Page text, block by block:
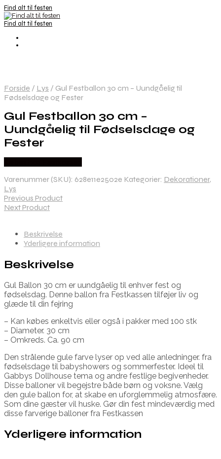
Find alt til festen
Find alt til festen
Forside / Lys / Gul Festballon 30 cm – Uundgåelig til
Fødselsdage og Fester
Gul Festballon 30 cm –
Uundgåelig til Fødselsdage og
Fester
Varenummer (SKU): 628e11e2502e Kategorier: Dekorationer,
Lys
Previous Product
Next Product
Beskrivelse
Yderligere information
Beskrivelse
Gul Ballon 30 cm er uundgåelig til enhver fest og
fødselsdag. Denne ballon fra Festkassen tilføjer liv og
glæde til din fejring
– Kan købes enkeltvis eller også i pakker med 100 stk
– Diameter. 30 cm
– Omkreds. Ca. 90 cm
Den strålende gule farve lyser op ved alle anledninger. fra
fødselsdage til babyshowers og sommerfester. Ideel til
Gabbys Dollhouse tema og andre festlige begivenheder.
Disse balloner vil begejstre både børn og voksne. Vælg
den gule ballon for, at skabe en uforglemmelig atmosfære.
Som dine gæster vil huske. Gør din fest mindeværdig med
disse farverige balloner fra Festkassen
Yderligere information